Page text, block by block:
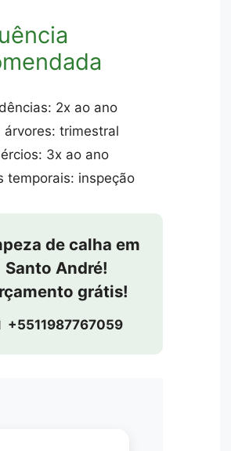
2x ao ano
árvores: trimestral
3x ao ano
temporais: inspeção
de calha em
Santo André!
grátis!
+5511987767059